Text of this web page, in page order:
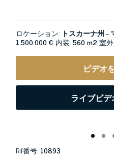
ロケーション: トスカーナ州 -
1.500.000 € 内装:560 m2室
ビデオ
ライブビ
Rif番号: 10893